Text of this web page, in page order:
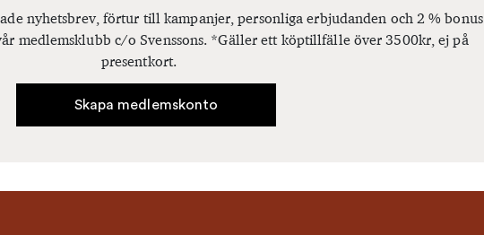
nyhetsbrev, förtur till kampanjer, personliga erbjudanden och 2 % bonus
medlemsklubb c/o Svenssons. *Gäller ett köptillfälle över 3500kr, ej på
presentkort.
Skapa medlemskonto